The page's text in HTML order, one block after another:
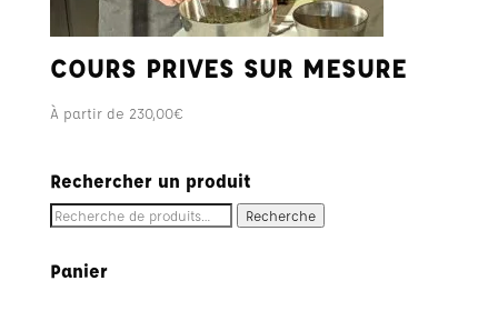
COURS PRIVES SUR MESURE
À partir de 230,00€
Rechercher un produit
Recherche
Recherche
Panier